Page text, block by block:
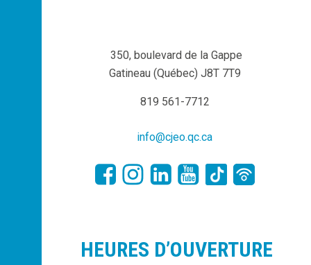
350, boulevard de la Gappe
Gatineau (Québec) J8T 7T9
819 561-7712
info@cjeo.qc.ca
HEURES D’OUVERTURE